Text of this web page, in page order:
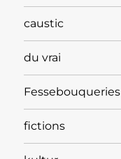
caustic
du vrai
Fessebouqueries
fictions